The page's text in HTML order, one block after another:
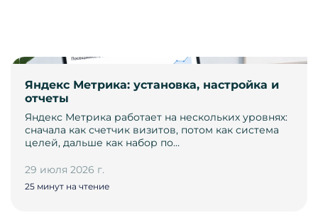
Яндекс Метрика: установка, настройка и
отчеты
Яндекс Метрика работает на нескольких уровнях:
сначала как счетчик визитов, потом как система
целей, дальше как набор по…
29 июля 2026 г.
25 минут на чтение